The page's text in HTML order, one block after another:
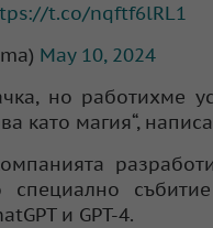
t.co/nqftf6lRL1
May 10, 2024
но работихме
като магия“,
специално
и GPT-4.